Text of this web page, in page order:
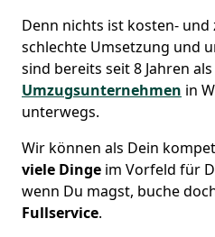
Denn nichts ist kosten-
schlechte Umsetzung und
sind bereits seit 8 Jahren als
Umzugsunternehmen in
unterwegs.
Wir können als Dein
viele Dinge im Vorfeld für
wenn Du magst, buche
Fullservice.